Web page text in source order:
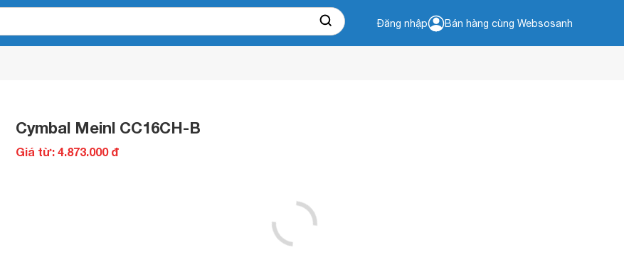
Đăng nhập Bán hàng cùng Websosanh
Cymbal Meinl CC16CH-B
Giá từ: 4.873.000 đ